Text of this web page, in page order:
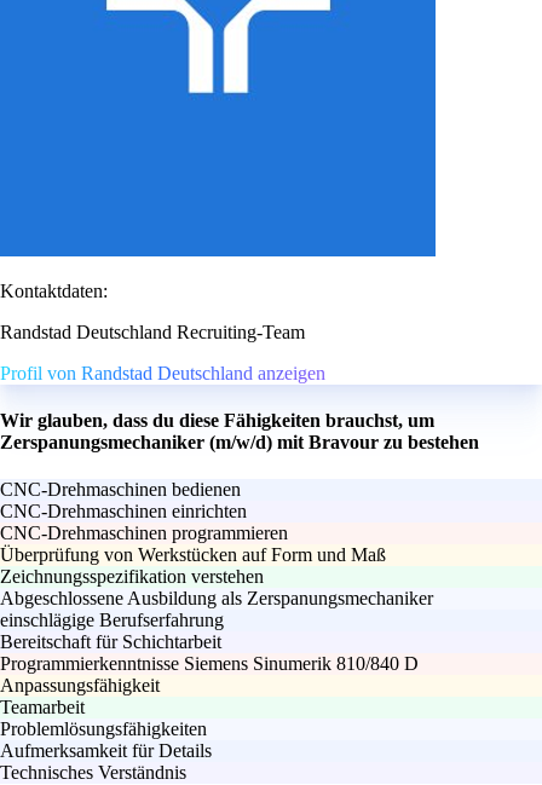
Kontaktdaten:
Randstad Deutschland Recruiting-Team
Profil von Randstad Deutschland anzeigen
Wir glauben, dass du diese Fähigkeiten brauchst, um
Zerspanungsmechaniker (m/w/d) mit Bravour zu bestehen
CNC-Drehmaschinen bedienen
CNC-Drehmaschinen einrichten
CNC-Drehmaschinen programmieren
Überprüfung von Werkstücken auf Form und Maß
Zeichnungsspezifikation verstehen
Abgeschlossene Ausbildung als Zerspanungsmechaniker
einschlägige Berufserfahrung
Bereitschaft für Schichtarbeit
Programmierkenntnisse Siemens Sinumerik 810/840 D
Anpassungsfähigkeit
Teamarbeit
Problemlösungsfähigkeiten
Aufmerksamkeit für Details
Technisches Verständnis